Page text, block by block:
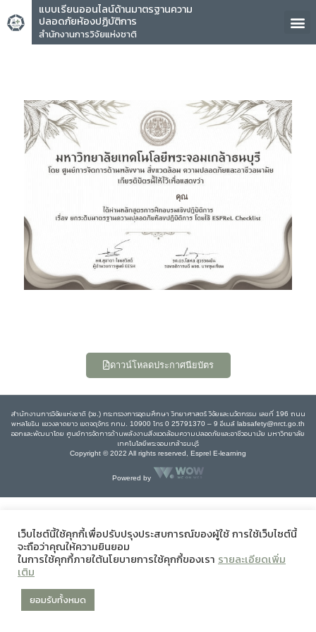
แบบเรียนออนไลน์ด้านมาตรฐานความ
ปลอดภัยห้องปฏิบัติการ
สำนักงานการวิจัยแห่งชาติ
คุณ
ดาวน์โหลดประกาศนียบัตร
สำนักงานการวิจัยแห่งชาติ (วช.) กระทรวงการอุดมศึกษา วิทยาศาสตร์ วิจัยและนวัตกรรม เลขที่ 196 ถนน
พหลโยธิน แขวงลาดยาว เขตจตุจักร กทม. 10900 โทร 0 25791370 – 9 อีเมล์ labsafety@nrct.go.th
ออกและพัฒนาโดย ศูนย์การจัดการด้านพลังงานสิ่งแวดล้อมความปลอดภัยและอาชีวอนามัย มหาวิทยาลัย
เทคโนโลยีพระจอมเกล้าธนบุรี
Copyright © 2022 All rights reserved, Esprel E-learning
Powered by
เว็บไซต์นี้ใช้คุกกี้เพื่อปรับปรุงประสบการณ์ของผู้ใช้ การใช้เว็บไซต์นี้
จะถือว่าคุณให้ความยินยอม
ในการใช้คุกกี้ภายใต้นโยบายการใช้คุกกี้ของเรา รายละเอียดเพิ่ม
เติม
ยอมรับทั้งหมด